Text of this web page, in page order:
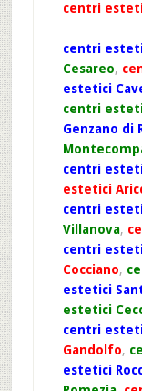
centri
centri
Cesareo,
estetici
centri
Genzano di
centri
estetici
centri
Villanova,
centri
Cocciano,
estetici
estetici
centri
Gandolfo,
estetici